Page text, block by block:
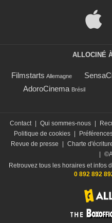
ALLOCINÉ
Filmstarts Allemagne
AdoroCinema Brésil
Contact | Qui sommes-nous |
Politique de cookies |
Revue de presse
| Charte
|
Retrouvez tous les horaires et infos
0 892 892